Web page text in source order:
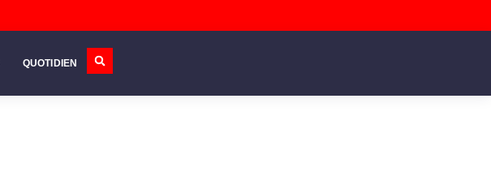
QUOTIDIEN